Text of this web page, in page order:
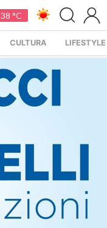
38 °C
CULTURA LIFESTYLE